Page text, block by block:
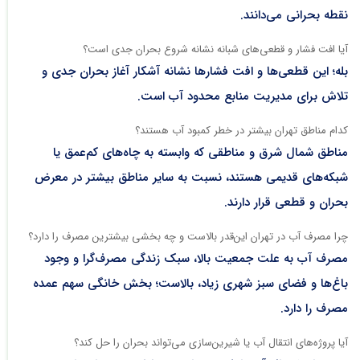
نقطه بحرانی می‌دانند.​
آیا افت فشار و قطعی‌های شبانه نشانه شروع بحران جدی است؟
بله؛ این قطعی‌ها و افت فشارها نشانه آشکار آغاز بحران جدی و
تلاش برای مدیریت منابع محدود آب است.​
کدام مناطق تهران بیشتر در خطر کمبود آب هستند؟
مناطق شمال شرق و مناطقی که وابسته به چاه‌های کم‌عمق یا
شبکه‌های قدیمی هستند، نسبت به سایر مناطق بیشتر در معرض
بحران و قطعی قرار دارند.​
چرا مصرف آب در تهران این‌قدر بالاست و چه بخشی بیشترین مصرف را دارد؟
مصرف آب به علت جمعیت بالا، سبک زندگی مصرف‌گرا و وجود
باغ‌ها و فضای سبز شهری زیاد، بالاست؛ بخش خانگی سهم عمده
مصرف را دارد.​
آیا پروژه‌های انتقال آب یا شیرین‌سازی می‌تواند بحران را حل کند؟